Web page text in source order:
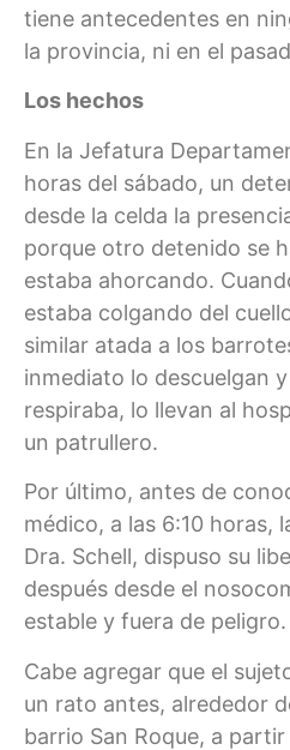
tiene antecedentes en
la provincia, ni en el
Los hechos
En la Jefatura
horas del sábado, un
desde la celda la
porque otro detenido se
estaba ahorcando.
estaba colgando del
similar atada a los
inmediato lo descuelgan
respiraba, lo llevan al
un patrullero.
Por último, antes de
médico, a las 6:10 horas,
Dra. Schell, dispuso su
después desde el
estable y fuera de peligro.
Cabe agregar que el
un rato antes, alrededor
barrio San Roque, a